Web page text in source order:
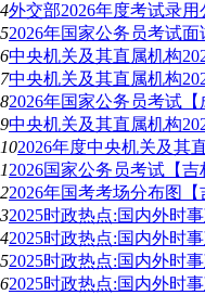
4外交部2026年度考试录
52026年国家公务员考试面
6中央机关及其直属机构
7中央机关及其直属机构
82026年国家公务员考试【
9中央机关及其直属机构
102026年度中央机关及其
12026国家公务员考试【吉
22026年国考考场分布图【
32025时政热点:国内外时
42025时政热点:国内外时
52025时政热点:国内外时
62025时政热点:国内外时